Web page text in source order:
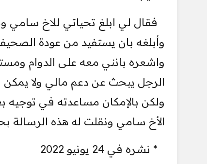
فقال لي ابلغ تحياتي للاخ سامي
وأبلغه بان يستفيد من عودة
واشعره بانني معه على الدوام
الرجل يبحث عن دعم مالي ولا يمكن
ولكن بالإمكان مساعدته في توجيه
الأخ سامي ونقلت له هذه الرسالة
* نشره في 24 يونيو 2022